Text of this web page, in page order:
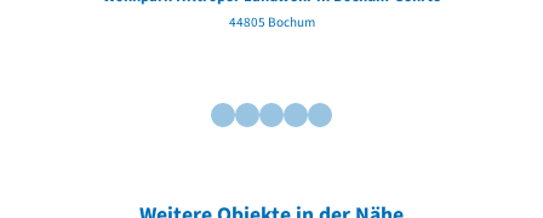
44805 Bochum